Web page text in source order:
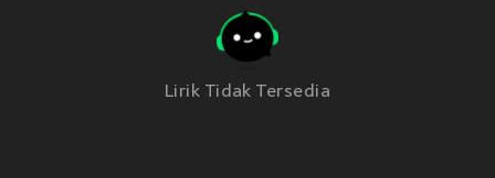
Lirik Tidak Tersedia